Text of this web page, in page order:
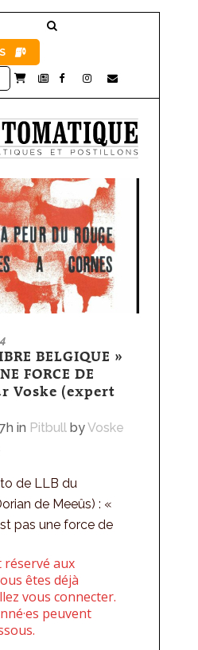
BELGIQUE »
FORCE DE
Voske (expert
in Pitbull byVoske
de LLB du
de Meeûs) : «
pas une force de
réservé aux
êtes déjà
vous connecter.
peuvent